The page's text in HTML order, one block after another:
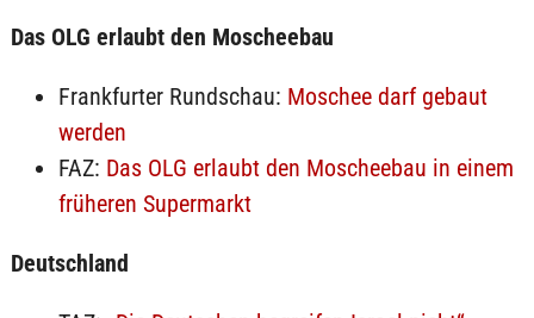
Das OLG erlaubt den Moscheebau
Frankfurter Rundschau: Moschee darf gebaut
werden
FAZ: Das OLG erlaubt den Moscheebau in einem
früheren Supermarkt
Deutschland